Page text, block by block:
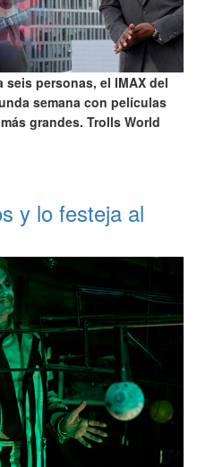
personas, el IMAX del
semana con películas
grandes. Trolls World
y lo festeja al